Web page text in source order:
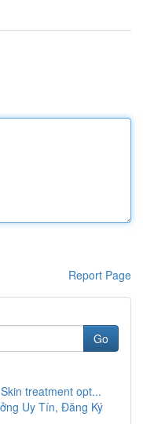
Report Page
Go
treatment opt...
Uy Tín, Đăng Ký